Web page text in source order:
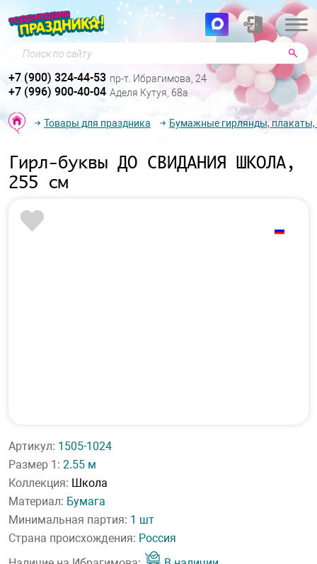
Поиск по сайту
+7 (900) 324-44-53 пр-т. Ибрагимова, 24
+7 (996) 900-40-04 Аделя Кутуя, 68а
Товары для праздника Бумажные гирлянды,
Гирл-буквы ДО СВИДАНИЯ ШКОЛА,
255 см
Артикул: 1505-1024
Размер 1: 2.55 м
Коллекция: Школа
Материал: Бумага
Минимальная партия: 1 шт
Страна происхождения: Россия